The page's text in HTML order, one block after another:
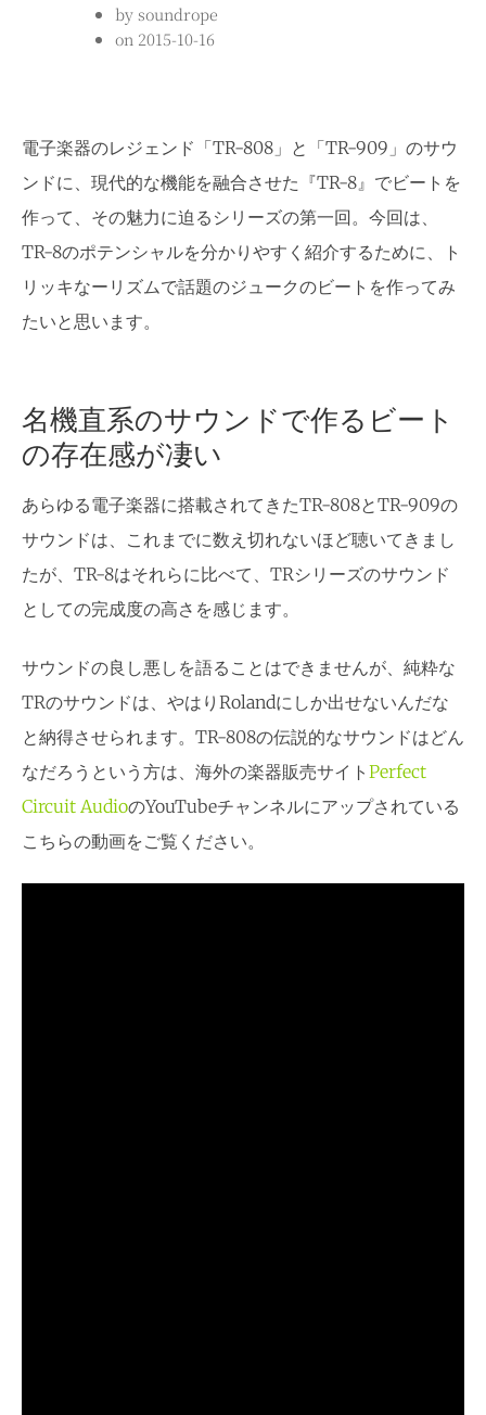
bysoundrope
on 2015-10-16
電子楽器のレジェンド「TR-808」と「TR-909」のサウ
ンドに、現代的な機能を融合させた『TR-8』でビートを
作って、その魅力に迫るシリーズの第一回。今回は、
TR-8のポテンシャルを分かりやすく紹介するために、ト
リッキなーリズムで話題のジュークのビートを作ってみ
たいと思います。
名機直系のサウンドで作るビート
の存在感が凄い
あらゆる電子楽器に搭載されてきたTR-808とTR-909の
サウンドは、これまでに数え切れないほど聴いてきまし
たが、TR-8はそれらに比べて、TRシリーズのサウンド
としての完成度の高さを感じます。
サウンドの良し悪しを語ることはできませんが、純粋な
TRのサウンドは、やはりRolandにしか出せないんだな
と納得させられます。TR-808の伝説的なサウンドはどん
なだろうという方は、海外の楽器販売サイト Perfect
Circuit AudioのYouTubeチャンネルにアップされている
こちらの動画をご覧ください。